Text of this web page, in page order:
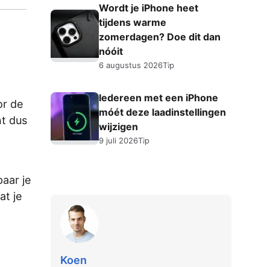
de
dus
je
je
Wordt je iPhone heet
tijdens warme
zomerdagen? Doe dit dan
nóóit
6 augustus 2026Tip
Iedereen met een iPhone
móét deze laadinstellingen
wijzigen
9 juli 2026Tip
Koen